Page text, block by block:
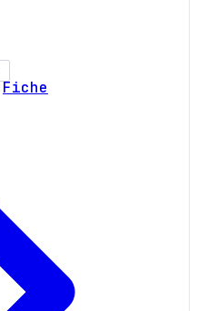
Fiche